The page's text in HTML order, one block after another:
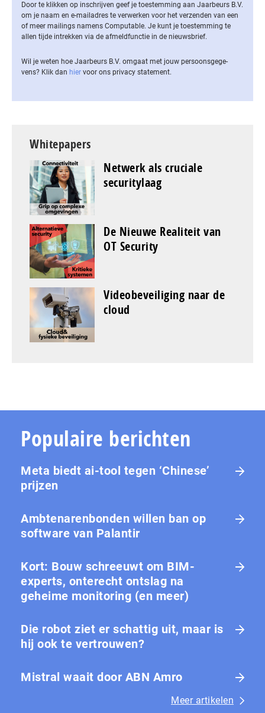
Door te klikken op inschrijven geef je toestemming aan Jaarbeurs B.V.
om je naam en e-mailadres te verwerken voor het verzenden van een
of meer mailings namens Computable. Je kunt je toestemming te
allen tijde intrekken via de af­meld­func­tie in de nieuwsbrief.
Wil je weten hoe Jaarbeurs B.V. omgaat met jouw per­soons­ge­ge­
vens? Klik dan hier voor ons privacy statement.
Whitepapers
Netwerk als cruciale
securitylaag
De Nieuwe Realiteit van
OT Security
Videobeveiliging naar de
cloud
Populaire berichten
Meta biedt ai-tool tegen ‘Chinese’
prijzen
Ambtenarenbonden willen ban op
software van Palantir
Kort: Bouw schreeuwt om BIM-
experts, onterecht ontslag na
geheime monitoring (en meer)
Die robot ziet er schattig uit, maar is
hij ook te vertrouwen?
Mistral waait door ABN Amro
Meer artikelen